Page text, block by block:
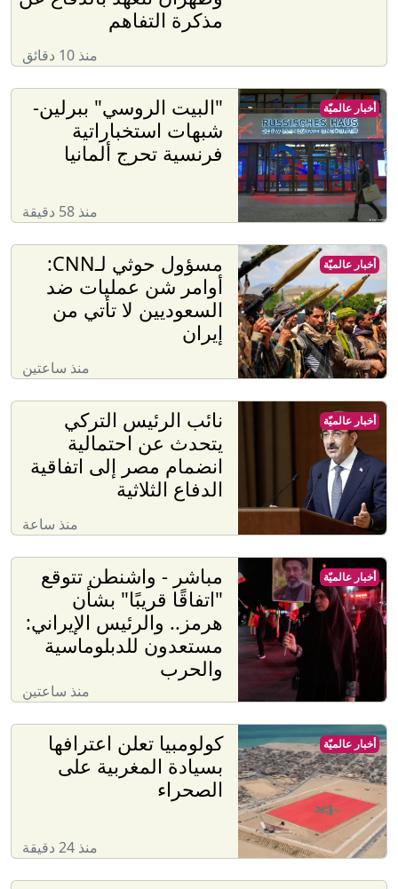
مذكرة التفاهم
منذ 10 دقائق
"البيت الروسي" ببرلين-
شبهات استخباراتية
فرنسية تحرج ألمانيا
منذ 58 دقيقة
أخبار عالميّة
مسؤول حوثي لـCNN:
أوامر شن عمليات ضد
السعوديين لا تأتي من
إيران
منذ ساعتين
أخبار عالميّة
نائب الرئيس التركي
يتحدث عن احتمالية
انضمام مصر إلى اتفاقية
الدفاع الثلاثية
منذ ساعة
أخبار عالميّة
مباشر - واشنطن تتوقع
"اتفاقًا قريبًا" بشأن
هرمز.. والرئيس الإيراني:
مستعدون للدبلوماسية
والحرب
منذ ساعتين
أخبار عالميّة
كولومبيا تعلن اعترافها
بسيادة المغربية على
الصحراء
منذ 24 دقيقة
أخبار عالميّة